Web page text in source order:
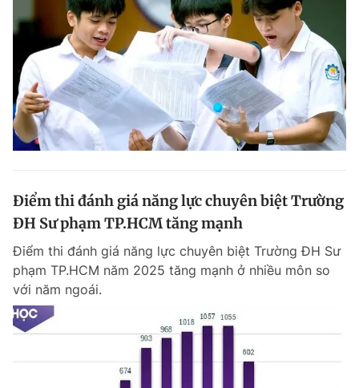
Điểm thi đánh giá năng lực chuyên biệt Trường
ĐH Sư phạm TP.HCM tăng mạnh
Điểm thi đánh giá năng lực chuyên biệt Trường ĐH Sư
phạm TP.HCM năm 2025 tăng mạnh ở nhiều môn so
với năm ngoái.